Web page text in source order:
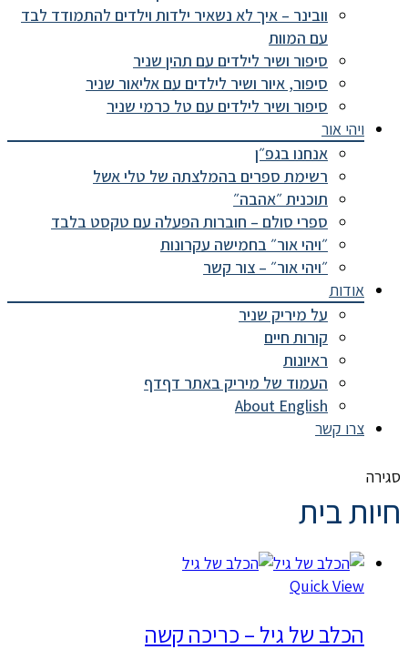
וובינר – איך לא נשאיר ילדות וילדים להתמודד לבד
עם המוות
סיפור ושיר לילדים עם תהין שניר
סיפור, איור ושיר לילדים עם אליאור שניר
סיפור ושיר לילדים עם טל כרמי שניר
ויהי אור
אנחנו בגפ״ן
רשימת ספרים בהמלצתה של טלי אשל
תוכנית ״אהבה״
ספרי סולם – חוברות הפעלה עם טקסט בלבד
״ויהי אור״ בחמישה עקרונות
״ויהי אור״ – צור קשר
אודות
על מיריק שניר
קורות חיים
ראיונות
העמוד של מיריק באתר דףדף
About English
צרו קשר
סגירה
חיות בית
Quick View
הכלב של גיל – כריכה קשה